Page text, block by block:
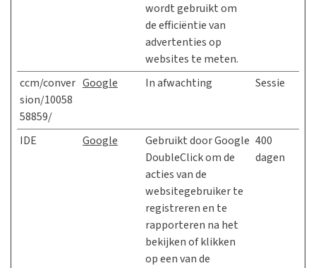
wordt gebruikt om
de efficiëntie van
advertenties op
websites te meten.
ccm/conver
sion/10058
58859/
Google In afwachting Sessie
IDE Google
Gebruikt door Google
DoubleClick om de
acties van de
websitegebruiker te
registreren en te
rapporteren na het
bekijken of klikken
op een van de
400
dagen